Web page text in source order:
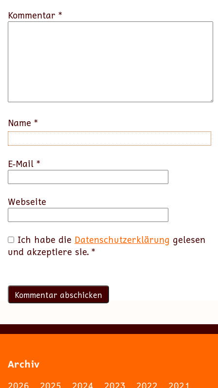
Kommentar *
Name *
E-Mail *
Webseite
Ich habe die Datenschutzerklärung gelesen
und akzeptiere sie. *
Archiv